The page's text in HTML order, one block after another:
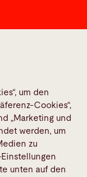
um den
Cookies“,
„Marketing und
werden, um
zu
unten auf den